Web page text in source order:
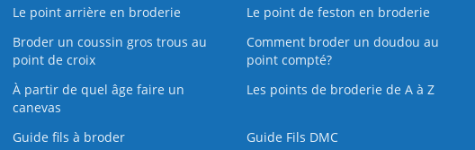
Le point arrière en broderie
Le point de feston en broderie
Broder un coussin gros trous au
point de croix
Comment broder un doudou au
point compté?
À partir de quel âge faire un
canevas
Les points de broderie de A à Z
Guide fils à broder
Guide Fils DMC